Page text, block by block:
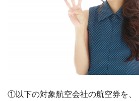
①以下の対象航空会社の航空券を、